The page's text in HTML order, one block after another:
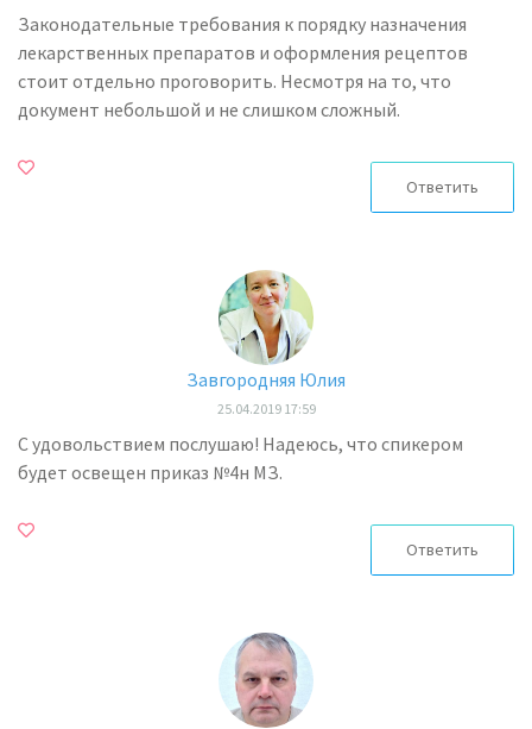
Законодательные требования к порядку назначения
лекарственных препаратов и оформления рецептов
стоит отдельно проговорить. Несмотря на то, что
документ небольшой и не слишком сложный.
Ответить
Завгородняя Юлия
25.04.2019 17:59
С удовольствием послушаю! Надеюсь, что спикером
будет освещен приказ №4н МЗ.
Ответить